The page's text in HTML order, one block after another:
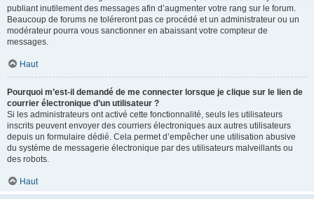
publiant inutilement des messages afin d’augmenter votre rang sur le forum.
Beaucoup de forums ne toléreront pas ce procédé et un administrateur ou un
modérateur pourra vous sanctionner en abaissant votre compteur de
messages.
Haut
Pourquoi m’est-il demandé de me connecter lorsque je clique sur le lien de
courrier électronique d’un utilisateur ?
Si les administrateurs ont activé cette fonctionnalité, seuls les utilisateurs
inscrits peuvent envoyer des courriers électroniques aux autres utilisateurs
depuis un formulaire dédié. Cela permet d’empêcher une utilisation abusive
du système de messagerie électronique par des utilisateurs malveillants ou
des robots.
Haut